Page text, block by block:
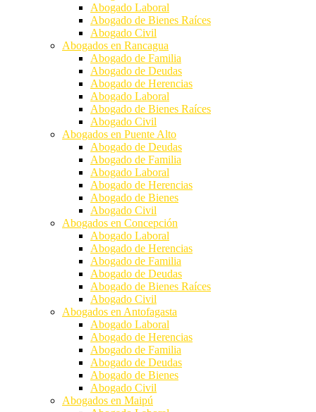
Abogado Laboral
Abogado de Bienes Raíces
Abogado Civil
Abogados en Rancagua
Abogado de Familia
Abogado de Deudas
Abogado de Herencias
Abogado Laboral
Abogado de Bienes Raíces
Abogado Civil
Abogados en Puente Alto
Abogado de Deudas
Abogado de Familia
Abogado Laboral
Abogado de Herencias
Abogado de Bienes
Abogado Civil
Abogados en Concepción
Abogado Laboral
Abogado de Herencias
Abogado de Familia
Abogado de Deudas
Abogado de Bienes Raíces
Abogado Civil
Abogados en Antofagasta
Abogado Laboral
Abogado de Herencias
Abogado de Familia
Abogado de Deudas
Abogado de Bienes
Abogado Civil
Abogados en Maipú